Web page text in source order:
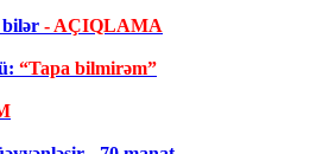
bilər - AÇIQLAMA
“Tapa bilmirəm”